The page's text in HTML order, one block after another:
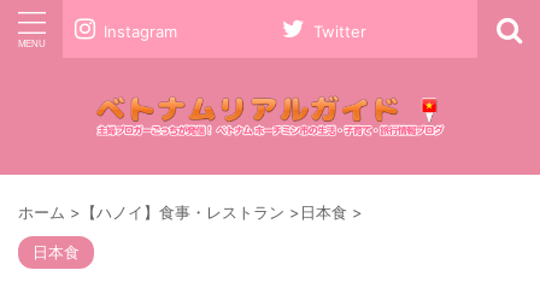
Instagram Twitter
ホーム > 【ハノイ】食事・レストラン >日本食 >
日本食